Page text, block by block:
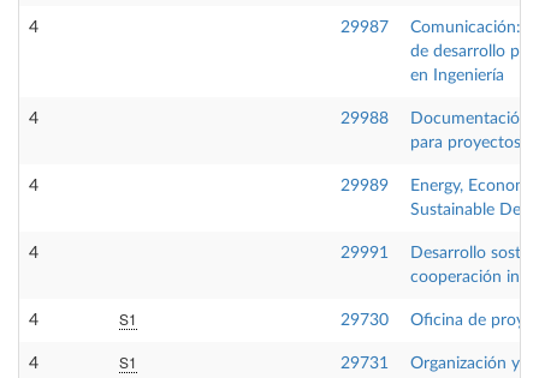
4 29987
de desarrollo
en Ingeniería
4 29988
Documentación
para proyectos
4 29989
Energy,
Sustainable
4 29991
Desarrollo
cooperación
4 S1 29730 Oficina de
4 S1 29731
Organización y